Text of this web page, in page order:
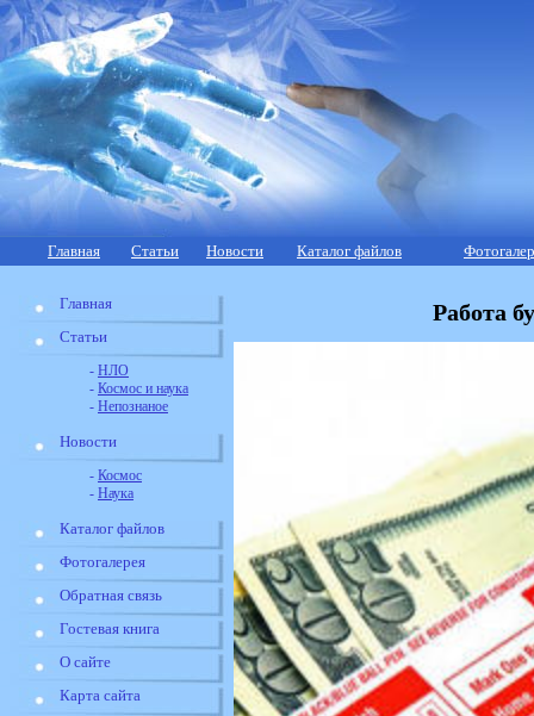
Главная Статьи Новости Каталог файлов
Главная
Статьи
- НЛО
- Космос и наука
- Непознаное
Новости
- Космос
- Наука
Каталог файлов
Фотогалерея
Обратная связь
Гостевая книга
О сайте
Карта сайта
Работа